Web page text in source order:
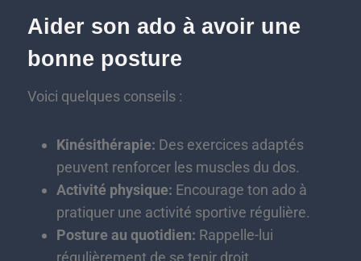
Aider son ado à avoir une
bonne posture
Voici quelques conseils :
Kinésithérapie: Des exercices adaptés
peuvent renforcer les muscles du dos.
Activité physique: Encourage ton ado à
pratiquer une activité sportive régulière.
Posture au quotidien: Rappelle-lui
régulièrement de se tenir droit.